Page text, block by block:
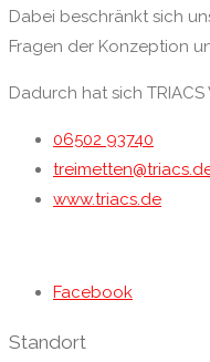
Dabei beschränkt sich
Fragen der Konzeption
Dadurch hat sich
06502 93740
www.triacs.de
Facebook
Standort